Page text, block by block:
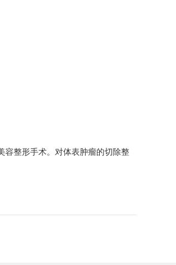
容整形手术。对体表肿瘤的切除整